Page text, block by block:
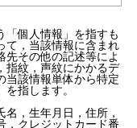
「個人情報」を指すも
て，当該情報に含まれ
先その他の記述等によ
指紋，声紋にかかるデ
当該情報単体から特定
指します。
，生年月日，住所，
，クレジットカード番